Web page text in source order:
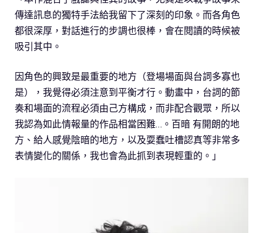
傳達訊息的獨特手法給我留下了深刻的印象。而各角色
都很深厚，對話進行的步調也很棒，會在閱讀的時候被
吸引其中。
因角色的興致是最重要的地方（登場場面與台詞多寡也
是），我覺得必須注意到平衡才行。動畫中，台詞的節
奏和場面的流程必須由己方構成，而非配合觀眾，所以
我認為如此情報量的作品相當困難…。百暗 有開朗的地
方、給人感覺陰暗的地方，以及耍蠢吐槽認真等非常多
表情變化的關係，我也會為此抓到表現輕重的。」